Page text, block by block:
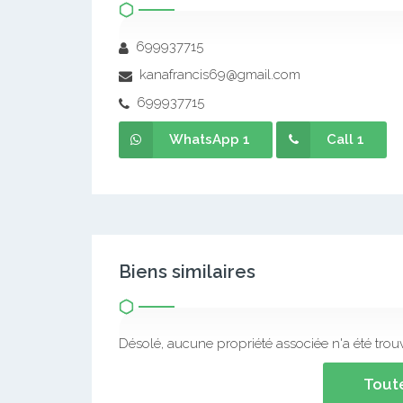
699937715
kanafrancis69@gmail.com
699937715
WhatsApp 1 Call 1
Biens similaires
Désolé, aucune propriété associée n'a été